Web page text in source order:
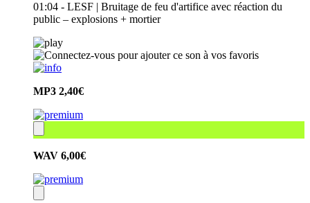
01:04 - LESF | Bruitage de feu d'artifice avec réaction du
public – explosions + mortier
MP3 2,40€
WAV 6,00€